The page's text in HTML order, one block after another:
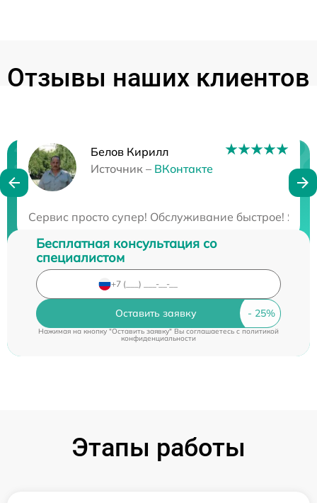
Отзывы наших клиентов
Белов Кирилл
Источник – ВКонтакте
Сервис просто супер! Обслуживание быстрое! Я
Нужна консультация?
Бесплатная консультация со
специалистом
Оставить заявку
Нажимая на кнопку "Оставить заявку" Вы соглашаетесь cполитикой
конфиденциальности
Этапы работы